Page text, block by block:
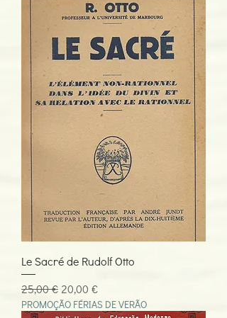
Le Sacré de Rudolf Otto
Preço normal
25,00 € Preço promocional
20,00 €
PROMOÇÃO FÉRIAS DE VERÃO